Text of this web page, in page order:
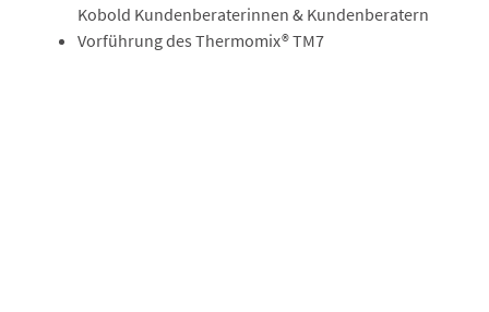
Kobold Kundenberaterinnen & Kundenberatern
Vorführung des Thermomix® TM7